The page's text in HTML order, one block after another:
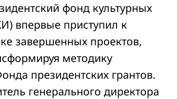
фонд культурных
впервые приступил к
завершенных проектов,
методику
президентских грантов.
генерального директора